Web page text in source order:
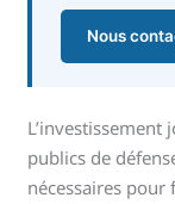
Nous
L’investissement
publics de
nécessaires pour